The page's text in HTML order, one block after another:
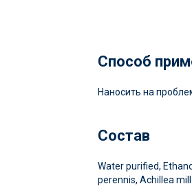
Способ
Наносить на
Состав
Water purified,
perennis, Achillea